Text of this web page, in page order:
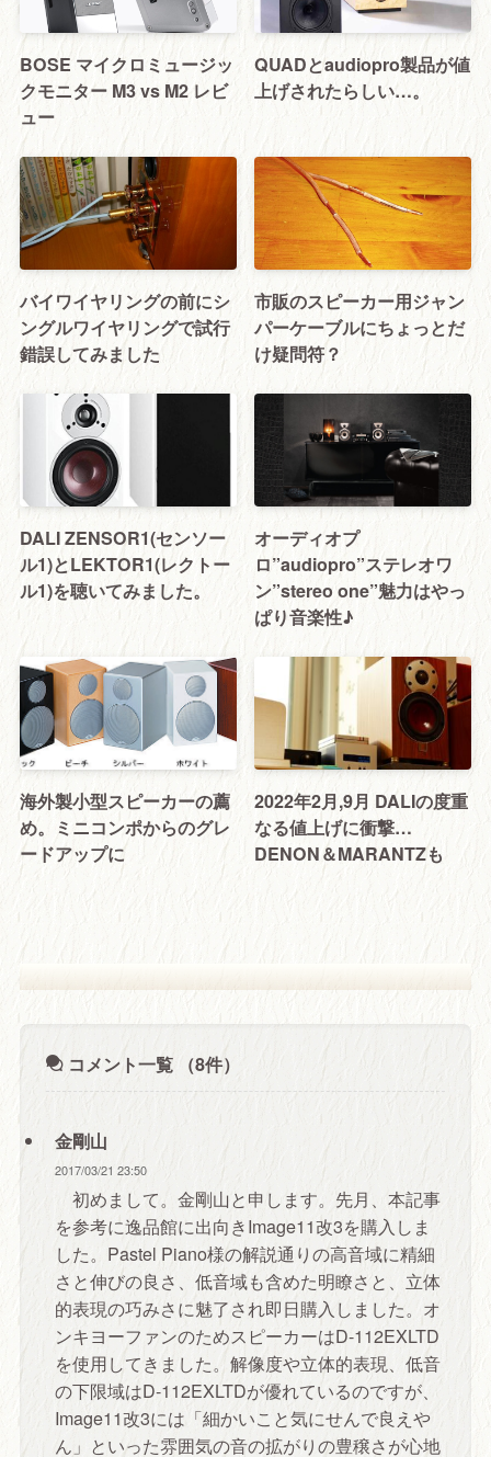
BOSE マイクロミュージッ
クモニター M3 vs M2 レビ
ュー
QUADとaudiopro製品が値
上げされたらしい…。
バイワイヤリングの前にシ
ングルワイヤリングで試行
錯誤してみました
市販のスピーカー用ジャン
パーケーブルにちょっとだ
け疑問符？
DALI ZENSOR1(センソー
ル1)とLEKTOR1(レクトー
ル1)を聴いてみました。
オーディオプ
ロ”audiopro”ステレオワ
ン”stereo one”魅力はやっ
ぱり音楽性♪
海外製小型スピーカーの薦
め。ミニコンポからのグレ
ードアップに
2022年2月,9月 DALIの度重
なる値上げに衝撃…
DENON＆MARANTZも
コメント一覧 （8件）
金剛山
2017/03/21 23:50
初めまして。金剛山と申します。先月、本記事
を参考に逸品館に出向きImage11改3を購入しま
した。Pastel Piano様の解説通りの高音域に精細
さと伸びの良さ、低音域も含めた明瞭さと、立体
的表現の巧みさに魅了され即日購入しました。オ
ンキヨーファンのためスピーカーはD-112EXLTD
を使用してきました。解像度や立体的表現、低音
の下限域はD-112EXLTDが優れているのですが、
Image11改3には「細かいこと気にせんで良えや
ん」といった雰囲気の音の拡がりの豊穣さが心地